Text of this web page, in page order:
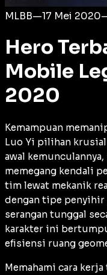
MLBB—17 Mei 2020
Hero
Mobile
2020
Kemampuan
Luo Yi pilihan
awal
memegang kendali
tim lewat mekanik
dengan tipe penyihir
serangan tunggal
karakter ini
efisiensi ruang
Memahami cara